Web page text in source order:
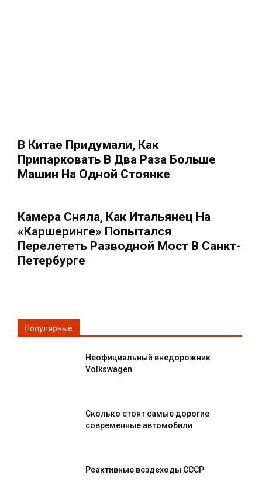
В Китае Придумали, Как
Припарковать В Два Раза Больше
Машин На Одной Стоянке
Камера Сняла, Как Итальянец На
«каршеринге» Попытался
Перелететь Разводной Мост В Санкт-
Петербурге
Популярные
Неофициальный внедорожник
Volkswagen
Сколько стоят самые дорогие
современные автомобили
Реактивные вездеходы СССР